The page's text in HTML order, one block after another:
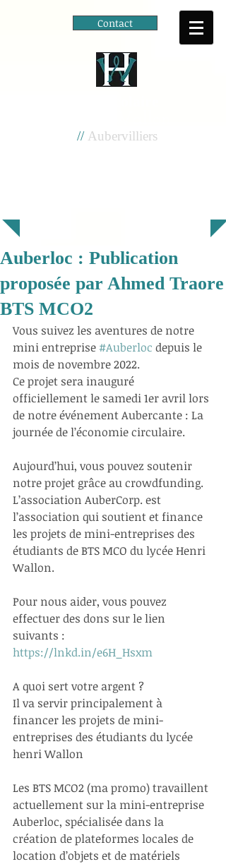
Contact
//Aubervilliers
Auberloc : Publication
proposée par Ahmed Traore
BTS MCO2
Vous suivez les aventures de notre
mini entreprise #Auberloc depuis le
mois de novembre 2022.
Ce projet sera inauguré
officiellement le samedi 1er avril lors
de notre événement Aubercante : La
journée de l’économie circulaire.
Aujourd’hui, vous pouvez soutenir
notre projet grâce au crowdfunding.
L’association AuberCorp. est
l’association qui soutient et finance
les projets de mini-entreprises des
étudiants de BTS MCO du lycée Henri
Wallon.
Pour nous aider, vous pouvez
effectuer des dons sur le lien
suivants :
https://lnkd.in/e6H_Hsxm
A quoi sert votre argent ?
Il va servir principalement à
financer les projets de mini-
entreprises des étudiants du lycée
henri Wallon
Les BTS MCO2 (ma promo) travaillent
actuellement sur la mini-entreprise
Auberloc, spécialisée dans la
création de plateformes locales de
location d’objets et de matériels